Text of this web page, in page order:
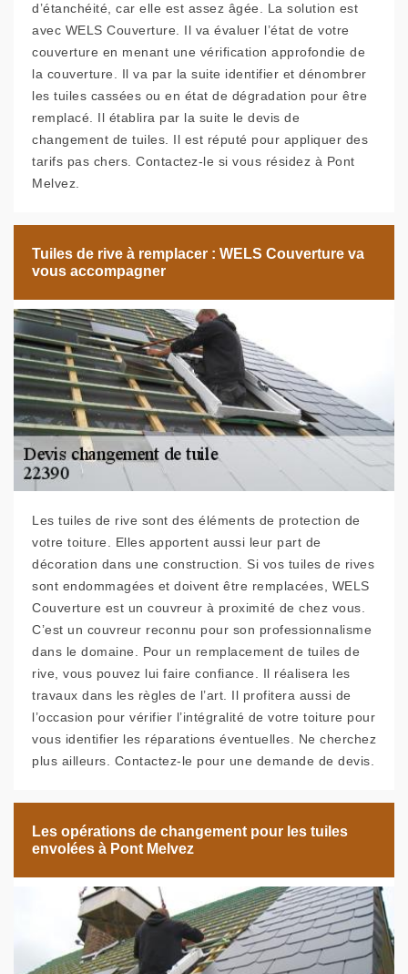
d’étanchéité, car elle est assez âgée. La solution est
avec WELS Couverture. Il va évaluer l’état de votre
couverture en menant une vérification approfondie de
la couverture. Il va par la suite identifier et dénombrer
les tuiles cassées ou en état de dégradation pour être
remplacé. Il établira par la suite le devis de
changement de tuiles. Il est réputé pour appliquer des
tarifs pas chers. Contactez-le si vous résidez à Pont
Melvez.
Tuiles de rive à remplacer : WELS Couverture va
vous accompagner
Les tuiles de rive sont des éléments de protection de
votre toiture. Elles apportent aussi leur part de
décoration dans une construction. Si vos tuiles de rives
sont endommagées et doivent être remplacées, WELS
Couverture est un couvreur à proximité de chez vous.
C’est un couvreur reconnu pour son professionnalisme
dans le domaine. Pour un remplacement de tuiles de
rive, vous pouvez lui faire confiance. Il réalisera les
travaux dans les règles de l’art. Il profitera aussi de
l’occasion pour vérifier l’intégralité de votre toiture pour
vous identifier les réparations éventuelles. Ne cherchez
plus ailleurs. Contactez-le pour une demande de devis.
Les opérations de changement pour les tuiles
envolées à Pont Melvez